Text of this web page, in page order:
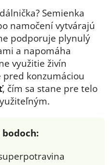
Semienka
namočení vytvárajú
podporuje plynulý
a napomáha
využitie živín
konzumáciou
, čím sa stane pre telo